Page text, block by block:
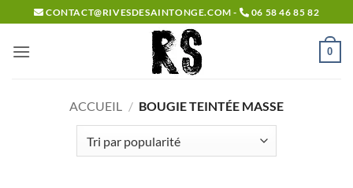
Passer
au
contenu
CONTACT@RIVESDESAINTONGE.COM - 06 58 46 85 82
0
ACCUEIL / BOUGIE TEINTÉE MASSE